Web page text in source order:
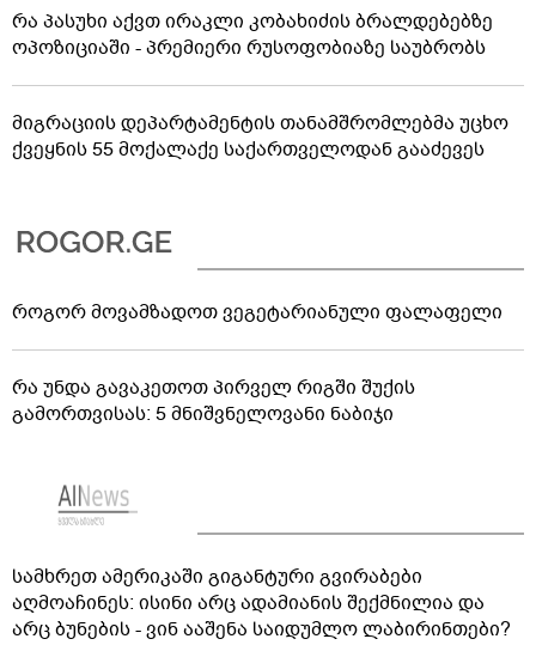
რა პასუხი აქვთ ირაკლი კობახიძის ბრალდებებზე
ოპოზიციაში - პრემიერი რუსოფობიაზე საუბრობს
მიგრაციის დეპარტამენტის თანამშრომლებმა უცხო
ქვეყნის 55 მოქალაქე საქართველოდან გააძევეს
როგორ მოვამზადოთ ვეგეტარიანული ფალაფელი
რა უნდა გავაკეთოთ პირველ რიგში შუქის
გამორთვისას: 5 მნიშვნელოვანი ნაბიჯი
სამხრეთ ამერიკაში გიგანტური გვირაბები
აღმოაჩინეს: ისინი არც ადამიანის შექმნილია და
არც ბუნების - ვინ ააშენა საიდუმლო ლაბირინთები?